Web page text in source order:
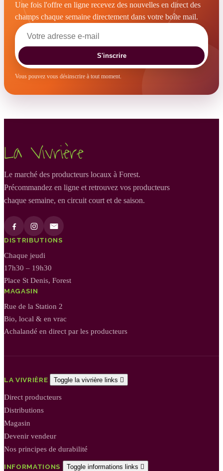
Une fois l'offre en ligne recevez des nouvelles en direct des
champs chaque semaine directement dans votre boîte mail.
S'inscrire
Vous pouvez vous désinscrire à tout moment.
La Vivrière
Le marché des producteurs locaux à Forest.
Précommandez en ligne et retrouvez vos producteurs
chaque semaine, en circuit court et de saison.
DISTRIBUTIONS
Chaque jeudi
17h30 – 19h30
Place St Denis, Forest
MAGASIN
Rue de la Station 2
Bio, local & en vrac
Achalandé en direct par les producteurs
LA VIVRIÈRE Toggle la vivrière links 
Direct producteurs
Distributions
Magasin
Devenir vendeur
Nos principes de durabilité
INFORMATIONS Toggle informations links 